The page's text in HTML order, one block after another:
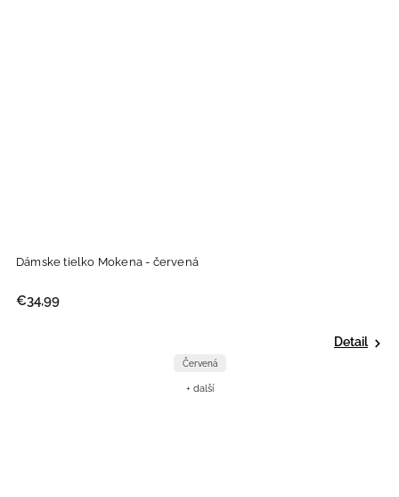
Dámske tielko Mokena - červená
€34,99
Detail
Červená
+ další